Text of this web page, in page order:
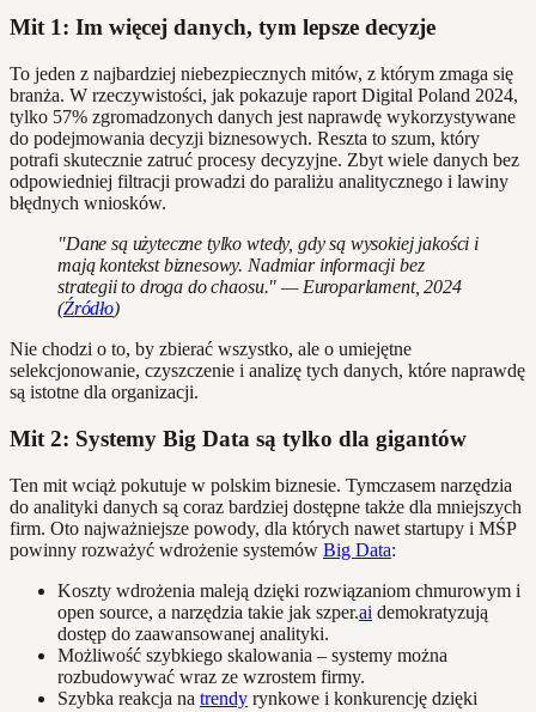
Mit 1: Im więcej danych, tym lepsze decyzje
To jeden z najbardziej niebezpiecznych mitów, z którym zmaga się
branża. W rzeczywistości, jak pokazuje raport Digital Poland 2024,
tylko 57% zgromadzonych danych jest naprawdę wykorzystywane
do podejmowania decyzji biznesowych. Reszta to szum, który
potrafi skutecznie zatruć procesy decyzyjne. Zbyt wiele danych bez
odpowiedniej filtracji prowadzi do paraliżu analitycznego i lawiny
błędnych wniosków.
"Dane są użyteczne tylko wtedy, gdy są wysokiej jakości i
mają kontekst biznesowy. Nadmiar informacji bez
strategii to droga do chaosu." — Europarlament, 2024
(Źródło)
Nie chodzi o to, by zbierać wszystko, ale o umiejętne
selekcjonowanie, czyszczenie i analizę tych danych, które naprawdę
są istotne dla organizacji.
Mit 2: Systemy Big Data są tylko dla gigantów
Ten mit wciąż pokutuje w polskim biznesie. Tymczasem narzędzia
do analityki danych są coraz bardziej dostępne także dla mniejszych
firm. Oto najważniejsze powody, dla których nawet startupy i MŚP
powinny rozważyć wdrożenie systemów Big Data:
Koszty wdrożenia maleją dzięki rozwiązaniom chmurowym i
open source, a narzędzia takie jak szper.ai demokratyzują
dostęp do zaawansowanej analityki.
Możliwość szybkiego skalowania – systemy można
rozbudowywać wraz ze wzrostem firmy.
Szybka reakcja na trendy rynkowe i konkurencję dzięki